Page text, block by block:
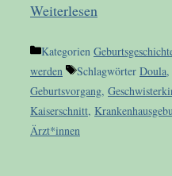
Weiterlesen
Kategorien
werden
Schlagwörter Doula,
Geburtsvorgang,
Kaiserschnitt,
Ärzt*innen